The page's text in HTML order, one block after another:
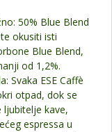
50% Blue Blend
okusiti isti
Blue Blend,
od 1,2%.
Svaka ESE Caffè
otpad, dok se
kave,
espressa u